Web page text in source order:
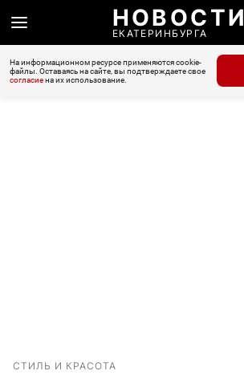
НОВОСТИ
ЕКАТЕРИНБУРГА
На информационном ресурсе применяются cookie-
файлы. Оставаясь на сайте, вы подтверждаете свое
согласиена их использование.
СТИЛЬ И КРАСОТА